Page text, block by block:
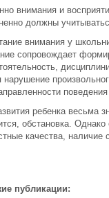
внимания и
должны
внимания у
сопровождает
нарушение
ребенка весьма
обстановка.
качества,
публикации: